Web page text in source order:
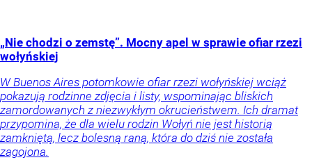
„Nie chodzi o zemstę”. Mocny apel w sprawie ofiar rzezi
wołyńskiej
W Buenos Aires potomkowie ofiar rzezi wołyńskiej wciąż
pokazują rodzinne zdjęcia i listy, wspominając bliskich
zamordowanych z niezwykłym okrucieństwem. Ich dramat
przypomina, że dla wielu rodzin Wołyń nie jest historią
zamkniętą, lecz bolesną raną, która do dziś nie została
zagojona.